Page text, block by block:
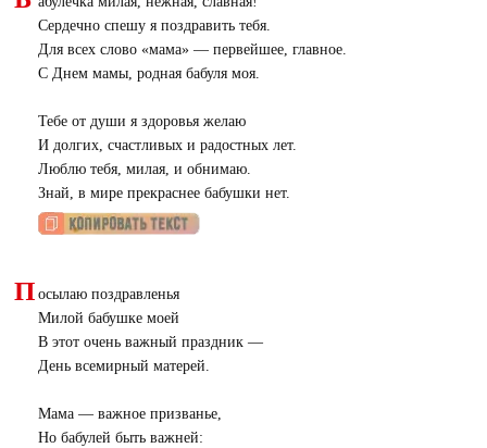
Сердечно спешу я поздравить тебя.
Для всех слово «мама» — первейшее, главное.
С Днем мамы, родная бабуля моя.
Тебе от души я здоровья желаю
И долгих, счастливых и радостных лет.
Люблю тебя, милая, и обнимаю.
Знай, в мире прекраснее бабушки нет.
П осылаю поздравленья
Милой бабушке моей
В этот очень важный праздник —
День всемирный матерей.
Мама — важное призванье,
Но бабулей быть важней: